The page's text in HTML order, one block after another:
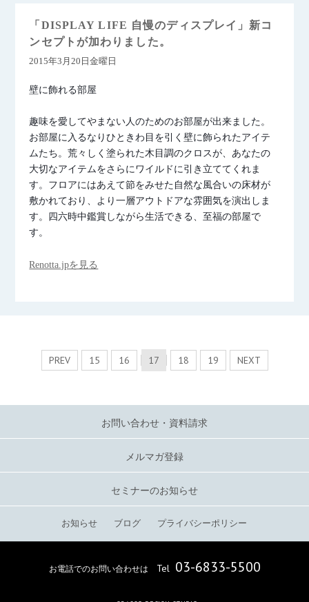
「DISPLAY LIFE 自慢のディスプレイ」新コ
ンセプトが加わりました。
2015年3月20日金曜日
壁に飾れる部屋
趣味を愛してやまない人のためのお部屋が出来ました。
お部屋に入るなりひときわ目を引く壁に飾られたアイテ
ムたち。荒々しく塗られた木目調のクロスが、あなたの
大切なアイテムをさらにワイルドに引き立ててくれま
す。フロアにはあえて節をみせた自然な風合いの床材が
敷かれており、より一層アウトドアな雰囲気を演出しま
す。四六時中鑑賞しながら生活できる、至福の部屋で
す。
Renotta.jpを見る
PREV 15 16 17 18 19 NEXT
お問い合わせ・資料請求
メルマガ登録
セミナーのお知らせ
お知らせ ブログ プライバシーポリシー
お電話でのお問い合わせは Tel 03-6833-5500